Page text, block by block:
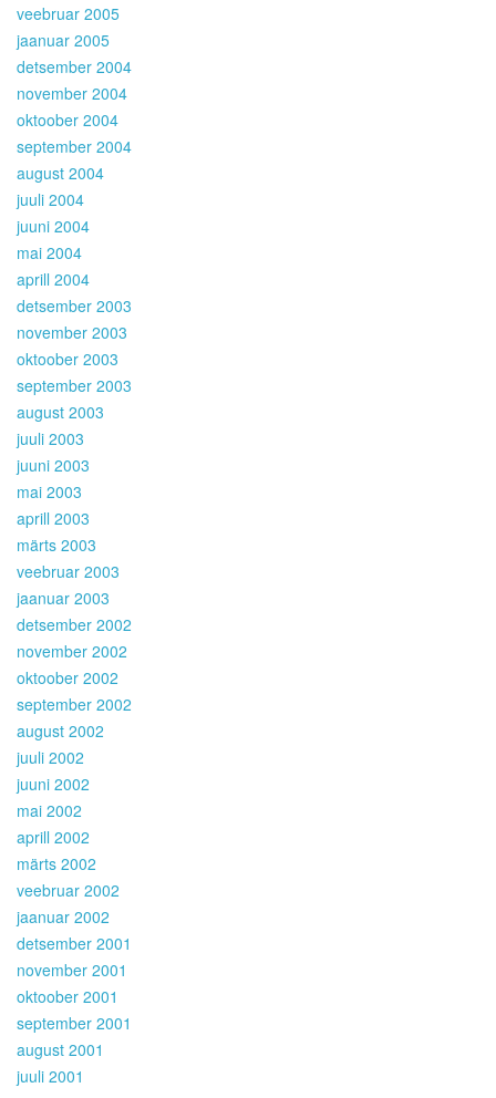
veebruar 2005
jaanuar 2005
detsember 2004
november 2004
oktoober 2004
september 2004
august 2004
juuli 2004
juuni 2004
mai 2004
aprill 2004
detsember 2003
november 2003
oktoober 2003
september 2003
august 2003
juuli 2003
juuni 2003
mai 2003
aprill 2003
märts 2003
veebruar 2003
jaanuar 2003
detsember 2002
november 2002
oktoober 2002
september 2002
august 2002
juuli 2002
juuni 2002
mai 2002
aprill 2002
märts 2002
veebruar 2002
jaanuar 2002
detsember 2001
november 2001
oktoober 2001
september 2001
august 2001
juuli 2001